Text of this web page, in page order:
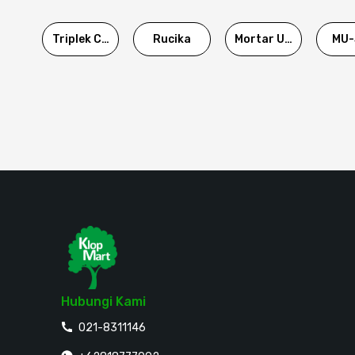
Triplek Cor Rucika Mortar Utama
Hubungi Kami
021-8311146